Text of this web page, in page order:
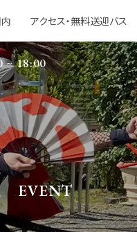
アクセス・無料送迎バス
~ 18:00
EVENT